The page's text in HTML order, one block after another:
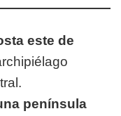
este de
península